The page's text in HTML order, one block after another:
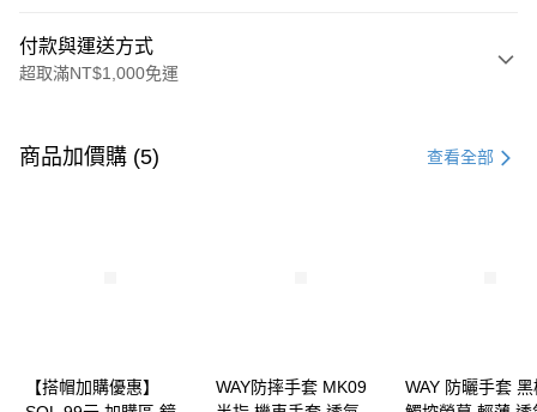
付款與運送方式
超取滿NT$1,000免運
信用卡一次付款
全家取貨付款(安全帽一頂以上請選宅配)
商品加價購 (5) 查看全部
【搭帽加購優惠】
WAY防摔手套 MK09
WAY 防曬手套